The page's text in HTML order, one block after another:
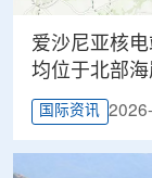
爱沙尼亚核
均位于北部海
国际资讯